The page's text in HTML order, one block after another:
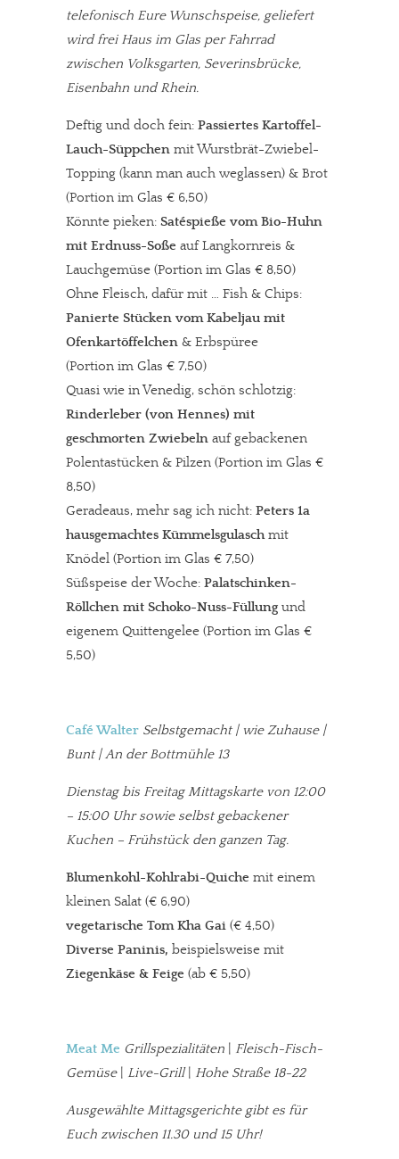
telefonisch Eure Wunschspeise, geliefert
wird frei Haus im Glas per Fahrrad
zwischen Volksgarten, Severinsbrücke,
Eisenbahn und Rhein.
Deftig und doch fein: Passiertes Kartoffel-
Lauch-Süppchen mit Wurstbrät-Zwiebel-
Topping (kann man auch weglassen) & Brot
(Portion im Glas € 6,50)
Könnte pieken: Satéspieße vom Bio-Huhn
mit Erdnuss-Soße auf Langkornreis &
Lauchgemüse (Portion im Glas € 8,50)
Ohne Fleisch, dafür mit … Fish & Chips:
Panierte Stücken vom Kabeljau mit
Ofenkartöffelchen & Erbspüree
(Portion im Glas € 7,50)
Quasi wie in Venedig, schön schlotzig:
Rinderleber (von Hennes) mit
geschmorten Zwiebeln auf gebackenen
Polentastücken & Pilzen (Portion im Glas €
8,50)
Geradeaus, mehr sag ich nicht: Peters 1a
hausgemachtes Kümmelsgulaschmit
Knödel (Portion im Glas € 7,50)
Süßspeise der Woche: Palatschinken-
Röllchen mit Schoko-Nuss-Füllung und
eigenem Quittengelee (Portion im Glas €
5,50)
Café Walter Selbstgemacht | wie Zuhause |
Bunt | An der Bottmühle 13
Dienstag bis Freitag Mittagskarte von 12:00
– 15:00 Uhr sowie selbst gebackener
Kuchen – Frühstück den ganzen Tag.
Blumenkohl-Kohlrabi-Quiche mit einem
kleinen Salat (€ 6,90)
vegetarische Tom Kha Gai (€ 4,50)
Diverse Paninis, beispielsweise mit
Ziegenkäse & Feige (ab € 5,50)
Meat Me Grillspezialitäten
Fleisch-Fisch-
Gemüse| Live-Grill| Hohe Straße 18-22
Ausgewählte Mittagsgerichte gibt es für
Euch zwischen 11.30 und 15 Uhr!